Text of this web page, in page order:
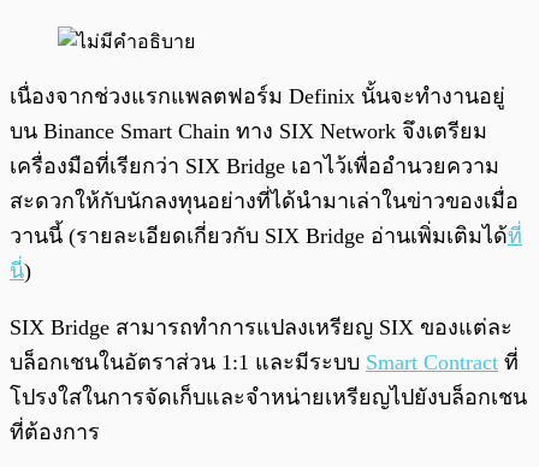
เนื่องจากช่วงแรกแพลตฟอร์ม Definix นั้นจะทำงานอยู่
บน Binance Smart Chain ทาง SIX Network จึงเตรียม
เครื่องมือที่เรียกว่า SIX Bridge เอาไว้เพื่ออำนวยความ
สะดวกให้กับนักลงทุนอย่างที่ได้นำมาเล่าในข่าวของเมื่อ
วานนี้ (รายละเอียดเกี่ยวกับ SIX Bridge อ่านเพิ่มเติมได้ที่
นี่)
SIX Bridge สามารถทำการแปลงเหรียญ SIX ของแต่ละ
บล็อกเชนในอัตราส่วน 1:1 และมีระบบ Smart Contract ที่
โปรงใสในการจัดเก็บและจำหน่ายเหรียญไปยังบล็อกเชน
ที่ต้องการ